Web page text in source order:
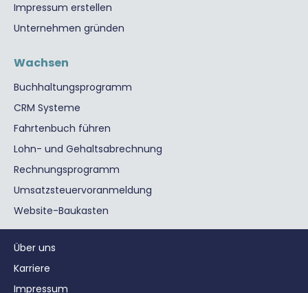
Impressum erstellen
Unternehmen gründen
Wachsen
Buchhaltungsprogramm
CRM Systeme
Fahrtenbuch führen
Lohn- und Gehaltsabrechnung
Rechnungsprogramm
Umsatzsteuervoranmeldung
Website-Baukasten
Über uns
Karriere
Impressum